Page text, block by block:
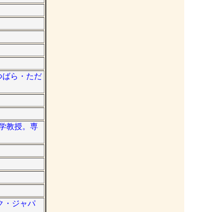
ばら・ただ
教授。専
・ジャパ